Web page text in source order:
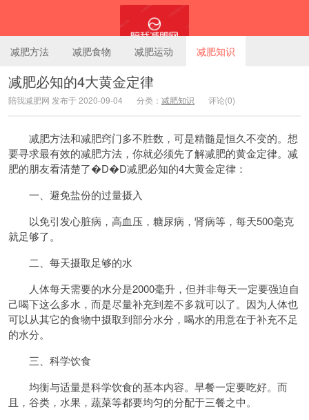
陪我减肥网
减肥方法 减肥食物 减肥运动 减肥知识
减肥必知的4大黄金定律
陪我减肥网 发布于 2020-09-04 分类： 减肥知识 评论(0)
减肥方法和减肥窍门多不胜数，可是精髓是恒久不变的。想
要寻求最有效的减肥方法，你就必须先了解减肥的黄金定律。减
肥的朋友看清楚了�D�D减肥必知的4大黄金定律：
一、避免盐份的过量摄入
以免引发心脏病，高血压，糖尿病，肾病等，每天500毫克
就足够了。
二、每天摄取足够的水
人体每天需要的水分是2000毫升，但并非每天一定要强迫自
己喝下这么多水，而是尽量补充到差不多就可以了。因为人体也
可以从其它的食物中摄取到部分水分，喝水的用意在于补充不足
的水分。
三、科学饮食
均衡与适量是科学饮食的基本内容。早餐一定要吃好。而
且，谷类，水果，蔬菜等都要均匀的分配于三餐之中。